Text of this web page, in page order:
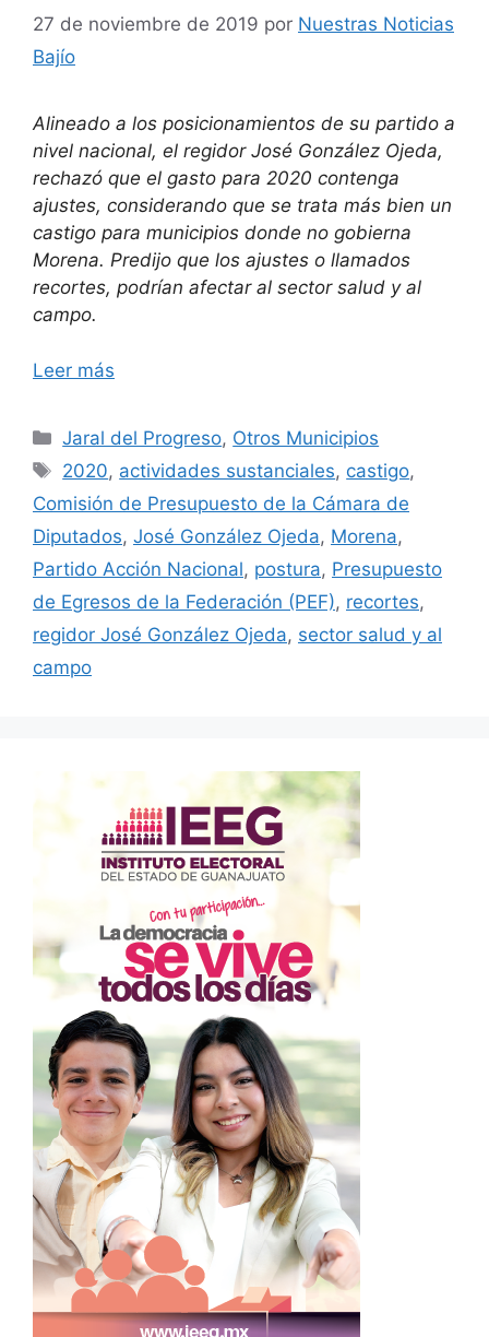
27 de noviembre de 2019 por Nuestras Noticias
Bajío
Alineado a los posicionamientos de su partido a
nivel nacional, el regidor José González Ojeda,
rechazó que el gasto para 2020 contenga
ajustes, considerando que se trata más bien un
castigo para municipios donde no gobierna
Morena. Predijo que los ajustes o llamados
recortes, podrían afectar al sector salud y al
campo.
Leer más
Categorías
Jaral del Progreso, Otros Municipios
Etiquetas
2020, actividades sustanciales, castigo,
Comisión de Presupuesto de la Cámara de
Diputados, José González Ojeda, Morena,
Partido Acción Nacional, postura, Presupuesto
de Egresos de la Federación (PEF), recortes,
regidor José González Ojeda, sector salud y al
campo